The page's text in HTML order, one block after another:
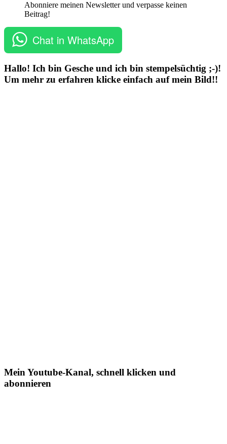
Abonniere meinen Newsletter und verpasse keinen
Beitrag!
Chat in WhatsApp
Hallo! Ich bin Gesche und ich bin stempelsüchtig ;-)!
Um mehr zu erfahren klicke einfach auf mein Bild!!
Mein Youtube-Kanal, schnell klicken und
abonnieren